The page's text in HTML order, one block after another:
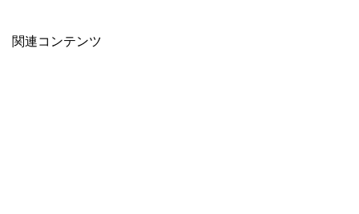
関連コンテンツ